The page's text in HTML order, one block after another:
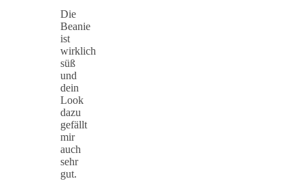
Die
Beanie
ist
wirklich
süß
und
dein
Look
dazu
gefällt
mir
auch
sehr
gut.